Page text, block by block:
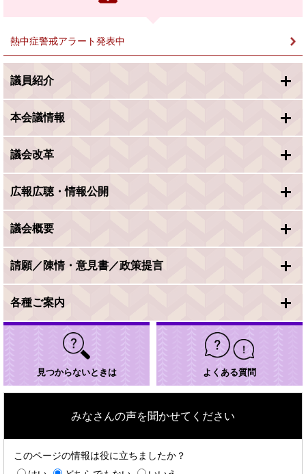
熱中症警戒アラート発表中
議員紹介
本会議情報
議会改革
広報広聴・情報公開
議会概要
請願／陳情・意見書／政策提言
各種ご案内
見つからないときは よくある質問
みなさんの声を聞かせてください
このページの情報は役に立ちましたか？